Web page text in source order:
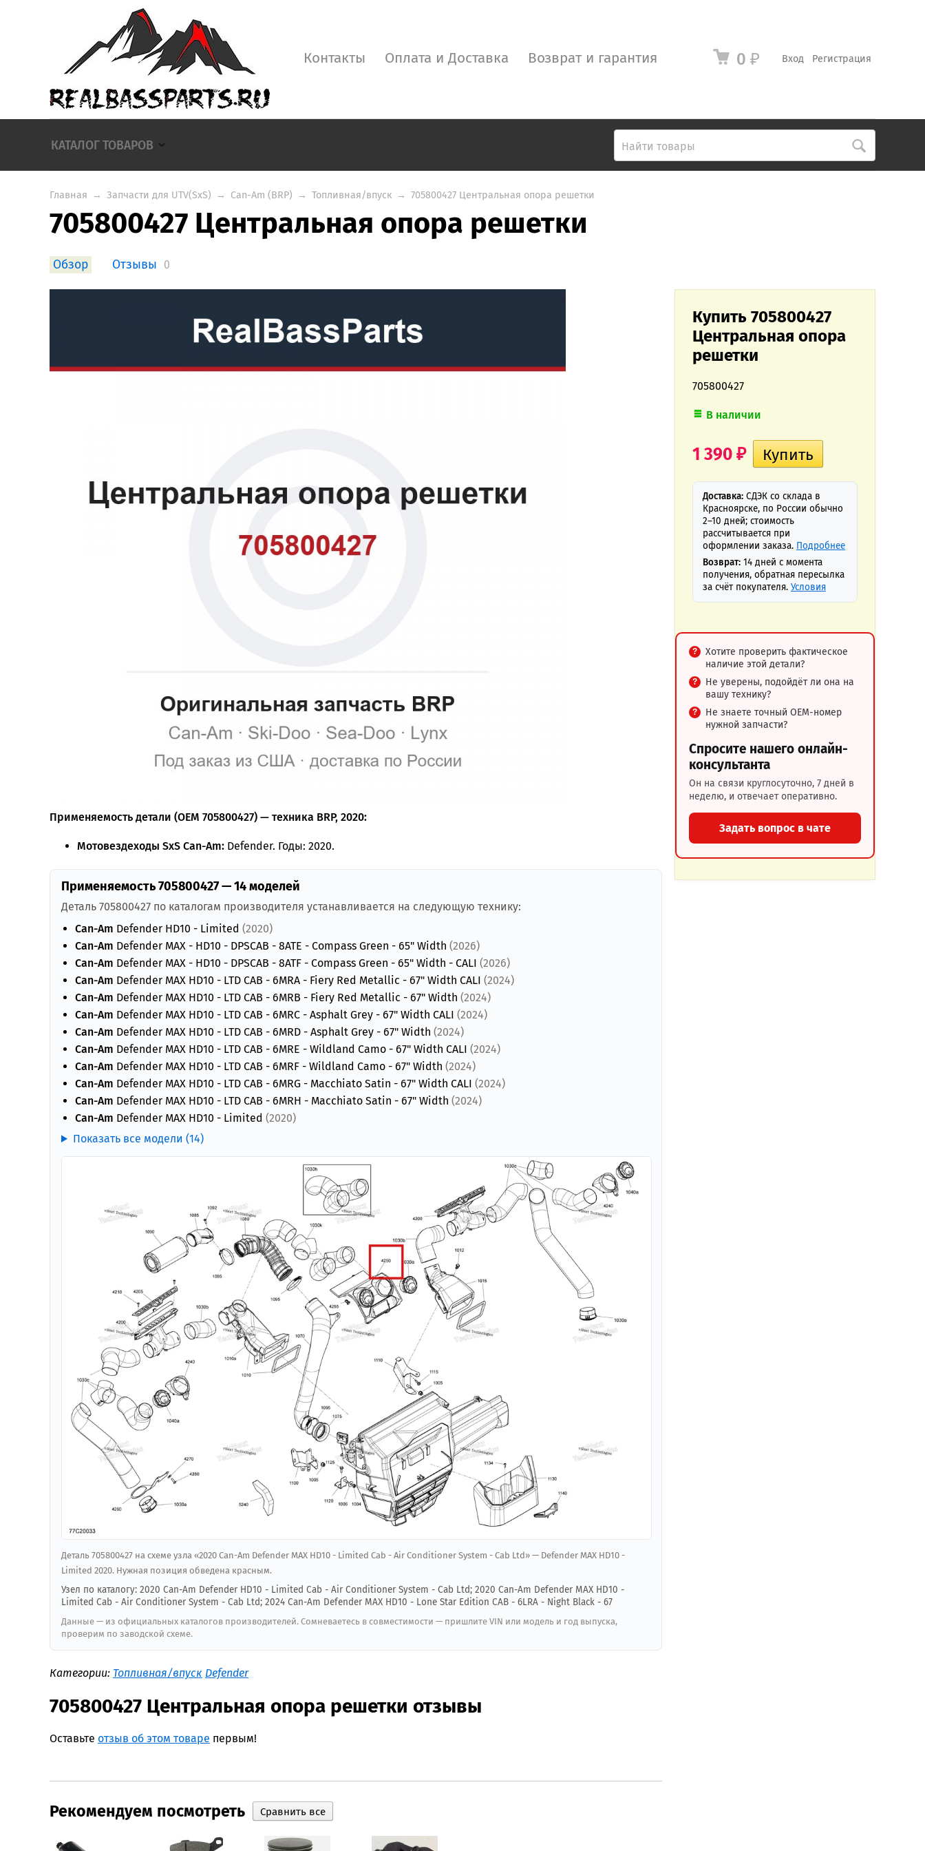
Вход Регистрация
0 ₽
Контакты Оплата и Доставка Возврат и гарантия
КАТАЛОГ ТОВАРОВ
Главная → Запчасти для UTV(SxS) → Can-Am (BRP) → Топливная/впуск → 705800427 Центральная опора решетки
705800427 Центральная опора решетки
Обзор Отзывы 0
Купить 705800427
Центральная опора
решетки
705800427
В наличии
1 390 ₽
Доставка: СДЭК со склада в
Красноярске, по России обычно
2–10 дней; стоимость
рассчитывается при
оформлении заказа. Подробнее
Возврат: 14 дней с момента
получения, обратная пересылка
за счёт покупателя. Условия
Хотите проверить фактическое
наличие этой детали?
Не уверены, подойдёт ли она на
вашу технику?
Не знаете точный OEM-номер
нужной запчасти?
Спросите нашего онлайн-
консультанта
Он на связи круглосуточно, 7 дней в
неделю, и отвечает оперативно.
Задать вопрос в чате
Применяемость детали (OEM 705800427) — техника BRP, 2020:
Мотовездеходы SxS Can-Am: Defender. Годы: 2020.
Применяемость 705800427 — 14 моделей
Деталь 705800427 по каталогам производителя устанавливается на следующую технику:
Can-Am Defender HD10 - Limited (2020)
Can-Am Defender MAX - HD10 - DPSCAB - 8ATE - Compass Green - 65" Width (2026)
Can-Am Defender MAX - HD10 - DPSCAB - 8ATF - Compass Green - 65" Width - CALI (2026)
Can-Am Defender MAX HD10 - LTD CAB - 6MRA - Fiery Red Metallic - 67" Width CALI (2024)
Can-Am Defender MAX HD10 - LTD CAB - 6MRB - Fiery Red Metallic - 67" Width (2024)
Can-Am Defender MAX HD10 - LTD CAB - 6MRC - Asphalt Grey - 67" Width CALI (2024)
Can-Am Defender MAX HD10 - LTD CAB - 6MRD - Asphalt Grey - 67" Width (2024)
Can-Am Defender MAX HD10 - LTD CAB - 6MRE - Wildland Camo - 67" Width CALI (2024)
Can-Am Defender MAX HD10 - LTD CAB - 6MRF - Wildland Camo - 67" Width (2024)
Can-Am Defender MAX HD10 - LTD CAB - 6MRG - Macchiato Satin - 67" Width CALI (2024)
Can-Am Defender MAX HD10 - LTD CAB - 6MRH - Macchiato Satin - 67" Width (2024)
Can-Am Defender MAX HD10 - Limited (2020)
Показать все модели (14)
Деталь 705800427 на схеме узла «2020 Can-Am Defender MAX HD10 - Limited Cab - Air Conditioner System - Cab Ltd» — Defender MAX HD10 -
Limited 2020. Нужная позиция обведена красным.
Узел по каталогу: 2020 Can-Am Defender HD10 - Limited Cab - Air Conditioner System - Cab Ltd; 2020 Can-Am Defender MAX HD10 -
Limited Cab - Air Conditioner System - Cab Ltd; 2024 Can-Am Defender MAX HD10 - Lone Star Edition CAB - 6LRA - Night Black - 67
Данные — из официальных каталогов производителей. Сомневаетесь в совместимости — пришлите VIN или модель и год выпуска,
проверим по заводской схеме.
Категории: Топливная/впуск Defender
705800427 Центральная опора решетки отзывы
Оставьте отзыв об этом товаре первым!
Рекомендуем посмотреть